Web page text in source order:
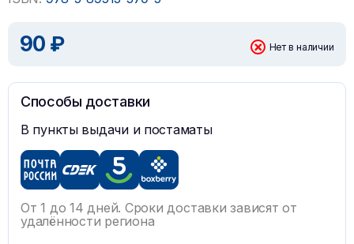
90 ₽ Нет в наличии
Способы доставки
В пункты выдачи и постаматы
От 1 до 14 дней. Сроки доставки зависят от
удалённости региона